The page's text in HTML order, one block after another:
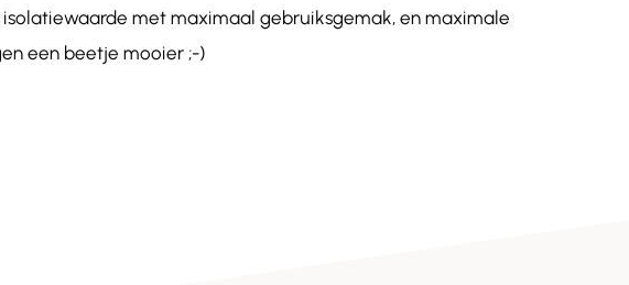
met maximaal gebruiksgemak, en maximale
een beetje mooier ;-)